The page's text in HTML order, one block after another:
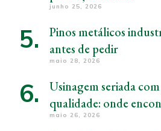
junho 25, 2026
Pinos metálicos
antes de pedir
maio 28, 2026
Usinagem seriada
qualidade: onde
maio 26, 2026